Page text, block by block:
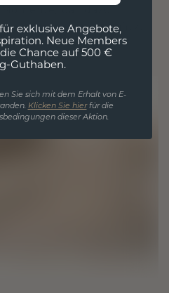
das dazu
und geschätzt
exklusive Angebote,
Neue Members
Chance auf 500 €
Guthaben.
Sie sich mit dem Erhalt von E-
Klicken Sie hierfür die
dieser Aktion.